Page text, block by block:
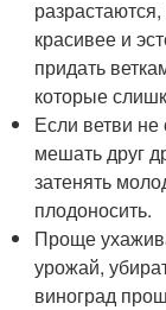
красивее и
придать
которые
Если ветви не
мешать друг
затенять
плодоносить.
Проще
урожай,
виноград